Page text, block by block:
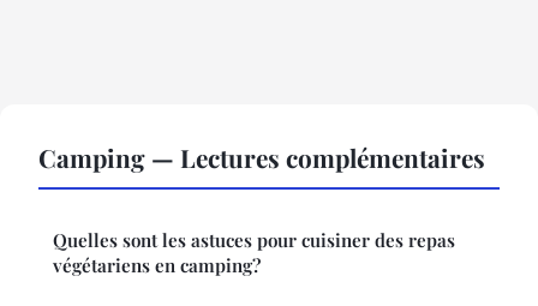
Camping — Lectures complémentaires
Quelles sont les astuces pour cuisiner des repas
végétariens en camping?